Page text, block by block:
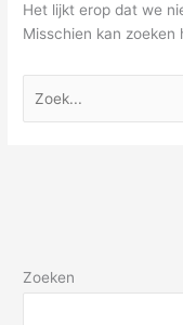
Het lijkt erop dat we
Misschien kan zoeken
Zoeken